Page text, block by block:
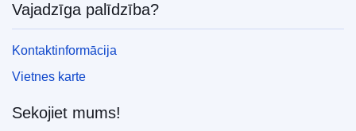
OJ : C_202406311
IMMC : C(2024)7139/3705274
Vajadzīga palīdzība?
Kontaktinformācija
Vietnes karte
Sekojiet mums!